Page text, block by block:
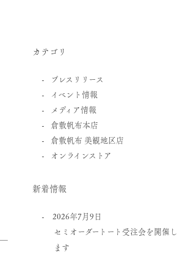
カテゴリ
プレスリリース
イベント情報
メディア情報
倉敷帆布本店
倉敷帆布 美観地区店
オンラインストア
新着情報
2026年7月9日
セミオーダートート受注会を開催し
ます